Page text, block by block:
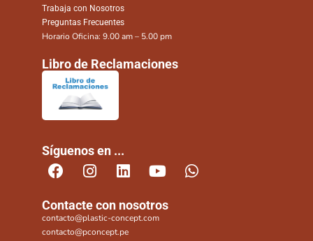
Trabaja con Nosotros
Preguntas Frecuentes
Horario Oficina: 9.00 am – 5.00 pm
Libro de Reclamaciones
Síguenos en ...
Contacte con nosotros
contacto@plastic-concept.com
contacto@pconcept.pe